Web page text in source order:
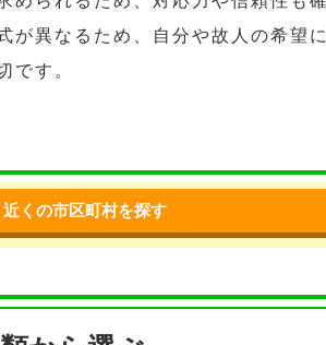
が異なるため、自分や故人の希望
です。
近くの市区町村を探す